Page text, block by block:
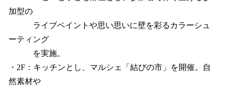
加型の
ライブペイントや思い思いに壁を彩るカラーシュ
ーティング
を実施。
・2F：キッチンとし、マルシェ「結びの市」を開催。自
然素材や